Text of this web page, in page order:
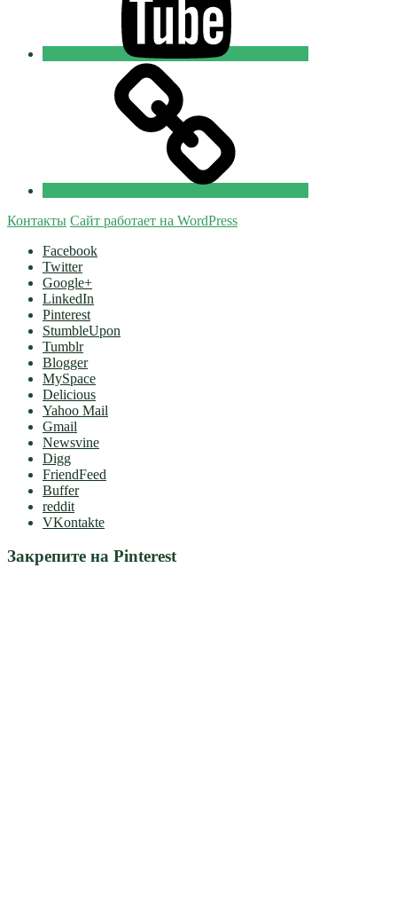
Православные
Добровольцы
Контакты Сайт работает на WordPress
Facebook
Twitter
Google+
LinkedIn
Pinterest
StumbleUpon
Tumblr
Blogger
MySpace
Delicious
Yahoo Mail
Gmail
Newsvine
Digg
FriendFeed
Buffer
reddit
VKontakte
Закрепите на Pinterest